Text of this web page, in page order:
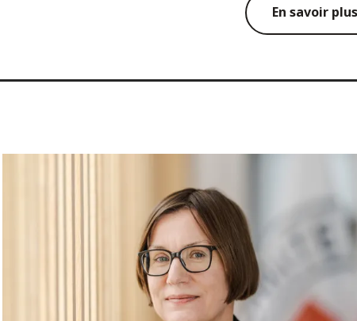
En savoir plus